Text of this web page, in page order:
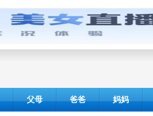
父母 爸爸 妈妈